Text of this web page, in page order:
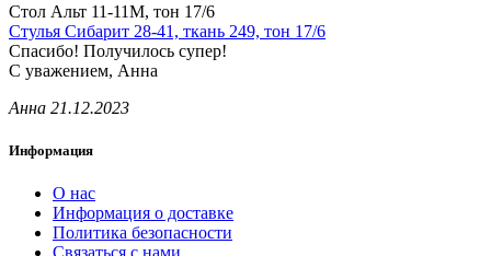
Стол Альт 11-11М, тон 17/6
Стулья Сибарит 28-41, ткань 249, тон 17/6
Спасибо! Получилось супер!
С уважением, Анна
Анна 21.12.2023
Информация
О нас
Информация о доставке
Политика безопасности
Связаться с нами